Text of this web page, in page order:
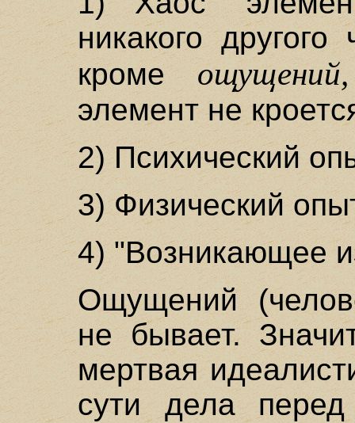
никакого другого
кромеощущений,
элемент не
2) Психический
3) Физический
4) "Возникающее
Ощущений
не бывает.
мертвая
сути дела